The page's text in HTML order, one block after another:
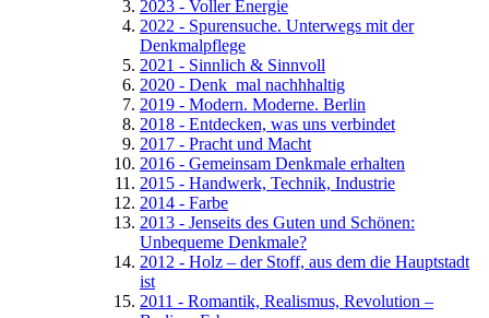
2023 - Voller Energie
2022 - Spurensuche. Unterwegs mit der
Denkmalpflege
2021 - Sinnlich & Sinnvoll
2020 - Denk_mal nachhhaltig
2019 - Modern. Moderne. Berlin
2018 - Entdecken, was uns verbindet
2017 - Pracht und Macht
2016 - Gemeinsam Denkmale erhalten
2015 - Handwerk, Technik, Industrie
2014 - Farbe
2013 - Jenseits des Guten und Schönen:
Unbequeme Denkmale?
2012 - Holz – der Stoff, aus dem die Hauptstadt
ist
2011 - Romantik, Realismus, Revolution –